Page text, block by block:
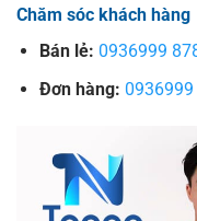
Chăm sóc khách hàng
Bán lẻ: 0936999
Đơn hàng: 0936999